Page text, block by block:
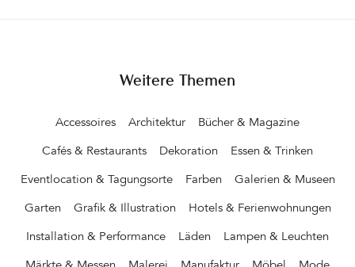
Vogelgezwitscher inklusive&hellipWeitere Themen
Accessoires Architektur Bücher & Magazine
Cafés & Restaurants Dekoration Essen & Trinken
Eventlocation & Tagungsorte Farben Galerien & Museen
Garten Grafik & Illustration Hotels & Ferienwohnungen
Installation & Performance Läden Lampen & Leuchten